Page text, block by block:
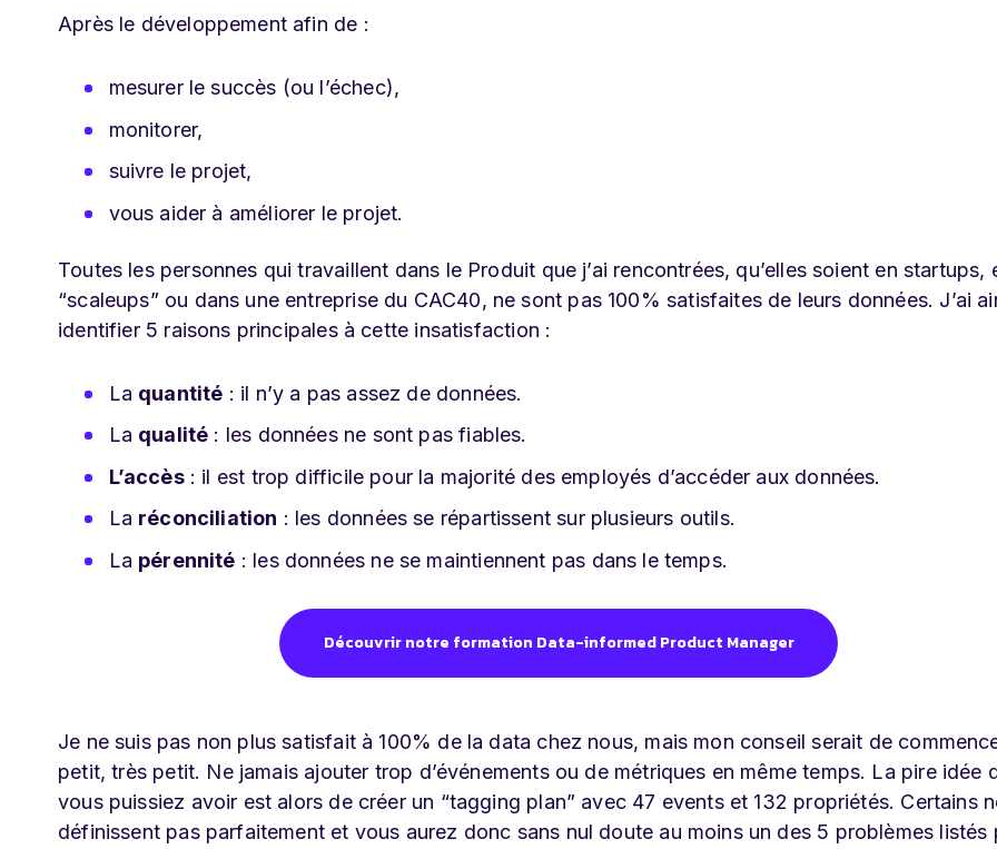
Après le développement afin de :
mesurer le succès (ou l’échec),
monitorer,
suivre le projet,
vous aider à améliorer le projet.
Toutes les personnes qui travaillent dans le Produit que j’ai rencontrées, qu’elles soient en startups,
“scaleups” ou dans une entreprise du CAC40, ne sont pas 100% satisfaites de leurs données. J’ai
identifier 5 raisons principales à cette insatisfaction :
La quantité : il n’y a pas assez de données.
La qualité : les données ne sont pas fiables.
L’accès: il est trop difficile pour la majorité des employés d’accéder aux données.
La réconciliation : les données se répartissent sur plusieurs outils.
La pérennité : les données ne se maintiennent pas dans le temps.
Découvrir notre formation Data-informed Product Manager
Je ne suis pas non plus satisfait à 100% de la data chez nous, mais mon conseil serait de
petit, très petit. Ne jamais ajouter trop d’événements ou de métriques en même temps. La pire idée
vous puissiez avoir est alors de créer un “tagging plan” avec 47 events et 132 propriétés. Certains
définissent pas parfaitement et vous aurez donc sans nul doute au moins un des 5 problèmes listés